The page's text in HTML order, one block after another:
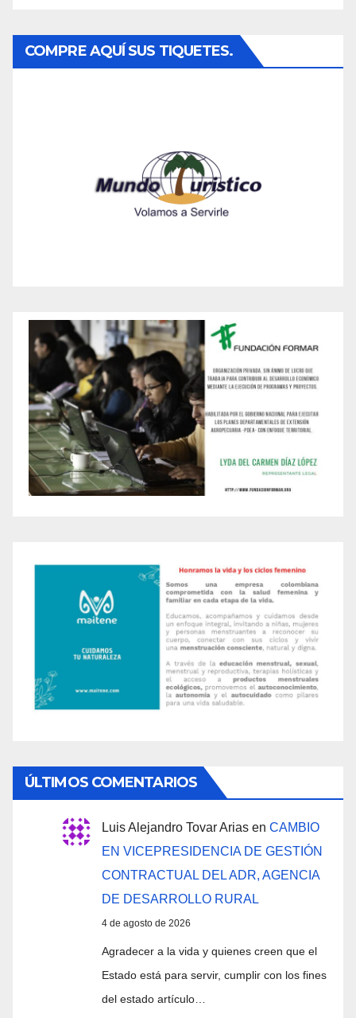
COMPRE AQUÍ SUS TIQUETES.
ÚLTIMOS COMENTARIOS
Luis Alejandro Tovar Arias en CAMBIO
EN VICEPRESIDENCIA DE GESTIÓN
CONTRACTUAL DEL ADR, AGENCIA
DE DESARROLLO RURAL
4 de agosto de 2026
Agradecer a la vida y quienes creen que el
Estado está para servir, cumplir con los fines
del estado artículo…